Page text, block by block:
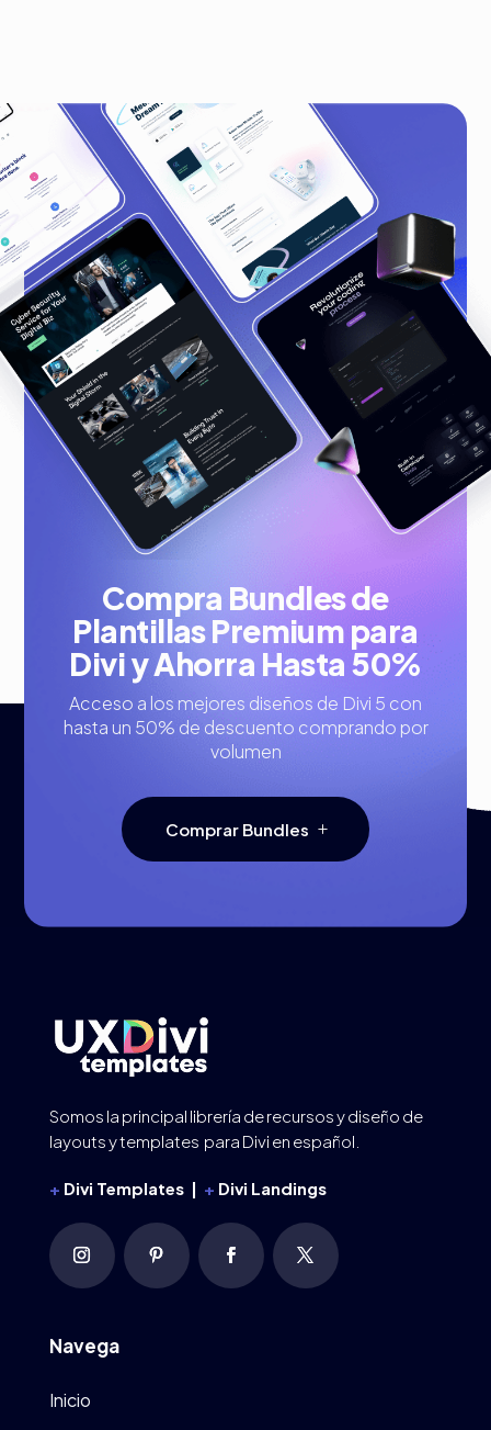
Compra Bundles de
Plantillas Premium para
Divi y Ahorra Hasta 50%
Acceso a los mejores diseños de Divi 5 con
hasta un 50% de descuento comprando por
volumen
Comprar Bundles
Somos la principal librería de recursos y diseño de
layouts y templates para Divi en español.
+ Divi Templates | + Divi Landings
Navega
Inicio